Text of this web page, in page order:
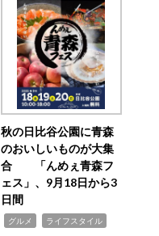
秋の日比谷公園に青森
のおいしいものが大集
合 「んめぇ青森フ
ェス」、9月18日から3
日間
グルメ ライフスタイル